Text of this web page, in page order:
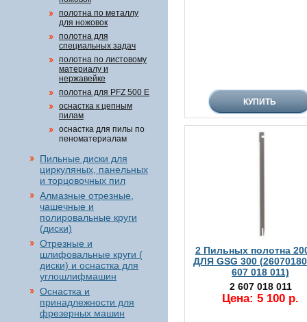
полотна по металлу
для ножовок
полотна для
специальных задач
полотна по листовому
материалу и
нержавейке
полотна для PFZ 500 E
оснастка к цепным
пилам
оснастка для пилы по
пеноматериалам
Пильные диски для
циркуляных, панельных
и торцовочных пил
Алмазные отрезные,
чашечные и
полировальные круги
(диски)
Отрезные и
шлифовальные круги (
диски) и оснастка для
углошлифмашин
Оснастка и
принадлежности для
фрезерных машин
2 Пильных полотна
ДЛЯ GSG 300
607 018 011)
2 607 018 011
Цена: 5 100 р.